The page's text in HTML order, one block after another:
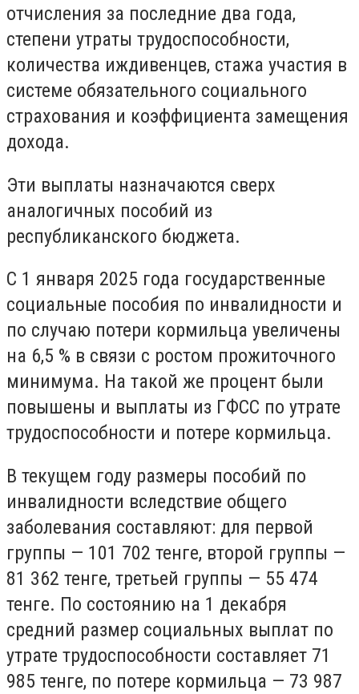
отчисления за последние два года,
степени утраты трудоспособности,
количества иждивенцев, стажа участия в
системе обязательного социального
страхования и коэффициента замещения
дохода.
Эти выплаты назначаются сверх
аналогичных пособий из
республиканского бюджета.
С 1 января 2025 года государственные
социальные пособия по инвалидности и
по случаю потери кормильца увеличены
на 6,5 % в связи с ростом прожиточного
минимума. На такой же процент были
повышены и выплаты из ГФСС по утрате
трудоспособности и потере кормильца.
В текущем году размеры пособий по
инвалидности вследствие общего
заболевания составляют: для первой
группы — 101 702 тенге, второй группы —
81 362 тенге, третьей группы — 55 474
тенге. По состоянию на 1 декабря
средний размер социальных выплат по
утрате трудоспособности составляет 71
985 тенге, по потере кормильца — 73 987